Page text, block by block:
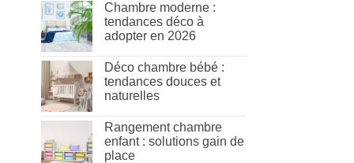
Chambre moderne :
tendances déco à
adopter en 2026
Déco chambre bébé :
tendances douces et
naturelles
Rangement chambre
enfant : solutions gain de
place